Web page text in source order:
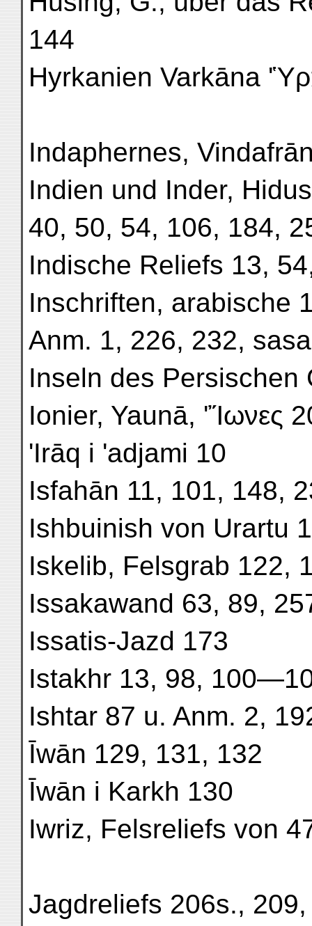
144
Hyrkanien Varkāna
Indaphernes,
Indien und Inder,
40, 50, 54, 106, 184,
Indische Reliefs 13,
Inschriften, arabische
Anm. 1, 226, 232,
Inseln des Persischen
Ionier, Yaunā, 'Ἴωνες
'Irāq i 'adjami 10
Isfahān 11, 101, 148,
Ishbuinish von Urartu
Iskelib, Felsgrab 122,
Issakawand 63, 89,
Issatis-Jazd 173
Istakhr 13, 98,
Ishtar 87 u. Anm. 2,
Īwān 129, 131, 132
Īwān i Karkh 130
Iwriz, Felsreliefs von
Jagdreliefs 206s.,